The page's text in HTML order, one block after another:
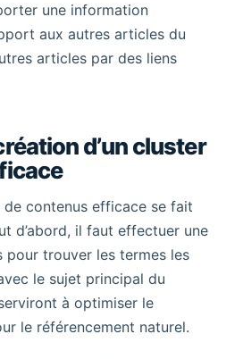
une information
aux autres articles du
articles par des liens
d’un cluster
de contenus efficace se fait
d’abord, il faut effectuer une
pour trouver les termes les
le sujet principal du
à optimiser le
le référencement naturel.